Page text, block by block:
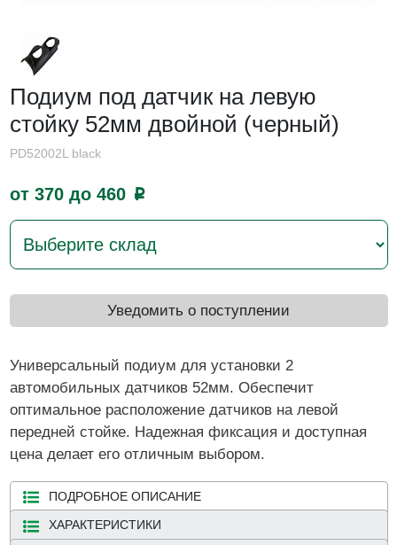
Подиум под датчик на левую
стойку 52мм двойной (черный)
PD52002L black
от 370 до 460 p
Уведомить о поступлении
Универсальный подиум для установки 2
автомобильных датчиков 52мм. Обеспечит
оптимальное расположение датчиков на левой
передней стойке. Надежная фиксация и доступная
цена делает его отличным выбором.
ПОДРОБНОЕ ОПИСАНИЕ
ХАРАКТЕРИСТИКИ